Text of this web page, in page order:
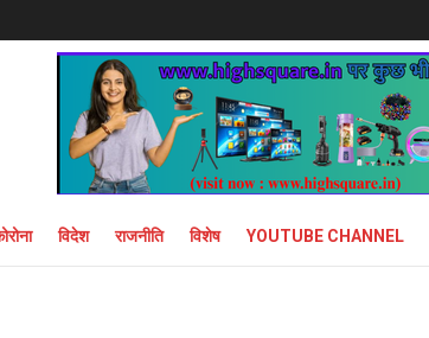
विदेश राजनीति विशेष YOUTUBE CHANNEL